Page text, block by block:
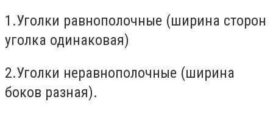
1.Уголки равнополочные (ширина сторон
уголка одинаковая)
2.Уголки неравнополочные (ширина
боков разная).